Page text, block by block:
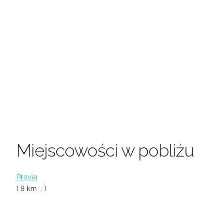
Miejscowości w pobliżu
Pravia
( 8 km ↓ )